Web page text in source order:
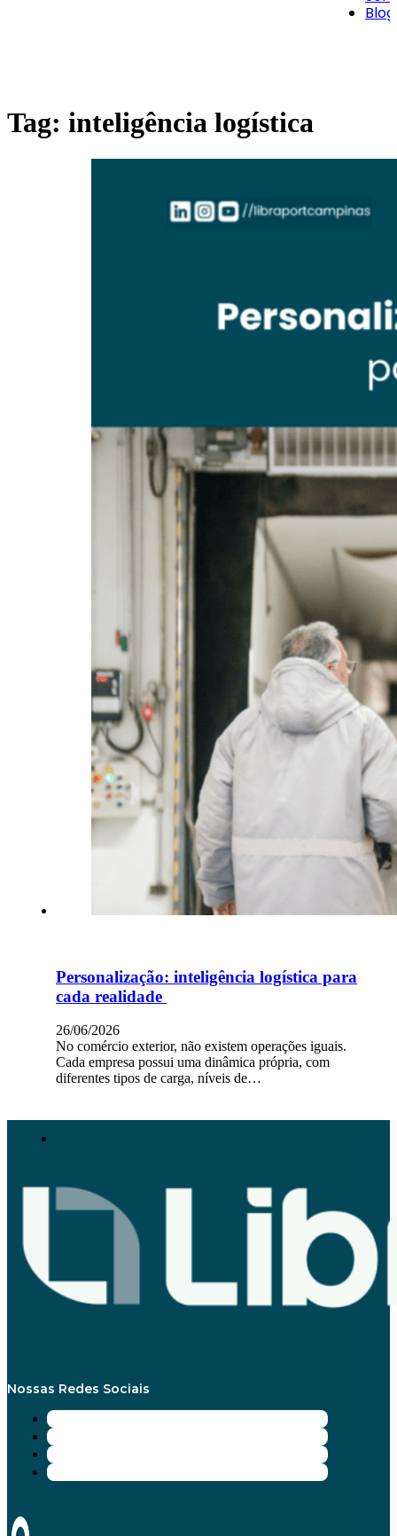
Blog
Tag: inteligência logística
Personalização: inteligência logística para
cada realidade
26/06/2026
No comércio exterior, não existem operações iguais.
Cada empresa possui uma dinâmica própria, com
diferentes tipos de carga, níveis de…
Nossas Redes Sociais